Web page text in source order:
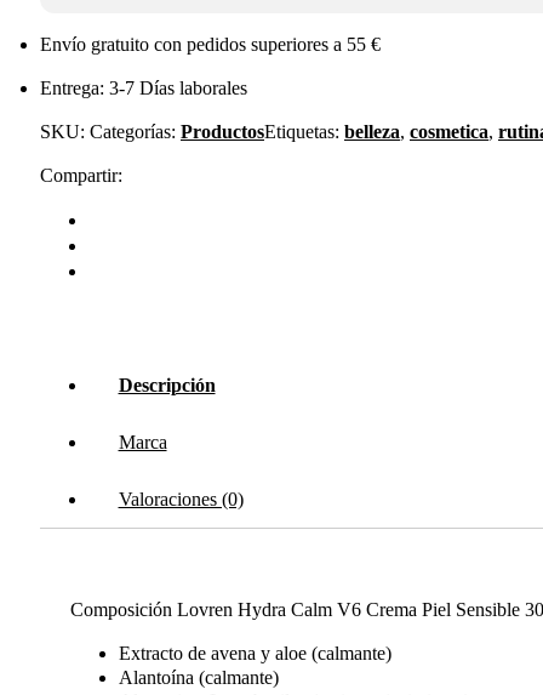
Envío gratuito con pedidos superiores a 55 €
Entrega: 3-7 Días laborales
SKU: Categorías: ProductosEtiquetas: belleza, cosmetica,
Compartir:
Descripción
Marca
Valoraciones (0)
Composición Lovren Hydra Calm V6 Crema Piel Sensible
Extracto de avena y aloe (calmante)
Alantoína (calmante)